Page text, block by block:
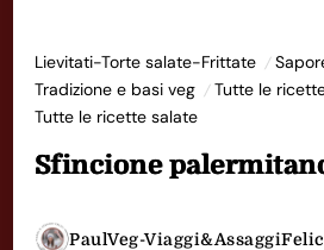
Lievitati-Torte salate-Frittate
Tradizione e basi veg
Tutte le
Tutte le ricette salate
Sfincione
PaulVeg-